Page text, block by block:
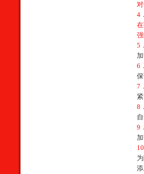
4
5
6
7
8
9
10